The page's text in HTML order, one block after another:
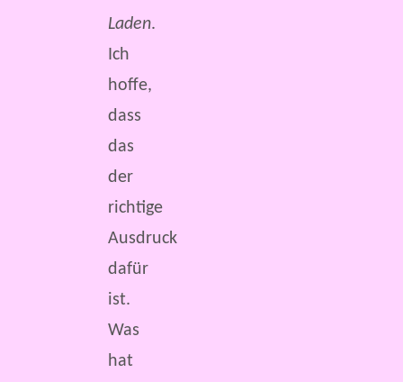
Laden.
Ich
hoffe,
dass
das
der
richtige
Ausdruck
dafür
ist.
Was
hat